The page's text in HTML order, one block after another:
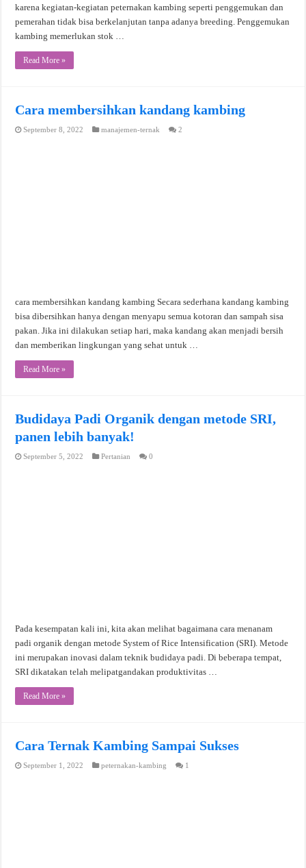
karena kegiatan-kegiatan peternakan kambing seperti penggemukan dan
pemerahan tidak bisa berkelanjutan tanpa adanya breeding. Penggemukan
kambing memerlukan stok …
Read More »
Cara membersihkan kandang kambing
September 8, 2022 manajemen-ternak 2
cara membersihkan kandang kambing Secara sederhana kandang kambing
bisa dibersihkan hanya dengan menyapu semua kotoran dan sampah sisa
pakan. Jika ini dilakukan setiap hari, maka kandang akan menjadi bersih
dan memberikan lingkungan yang sehat untuk …
Read More »
Budidaya Padi Organik dengan metode SRI,
panen lebih banyak!
September 5, 2022 Pertanian 0
Pada kesempatan kali ini, kita akan melihat bagaimana cara menanam
padi organik dengan metode System of Rice Intensification (SRI). Metode
ini merupakan inovasi dalam teknik budidaya padi. Di beberapa tempat,
SRI dikatakan telah melipatgandakan produktivitas …
Read More »
Cara Ternak Kambing Sampai Sukses
September 1, 2022 peternakan-kambing 1